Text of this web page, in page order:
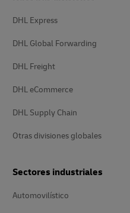
DHL Express
DHL Global Forwarding
DHL Freight
DHL eCommerce
DHL Supply Chain
Otras divisiones globales
Sectores industriales
Automovilístico